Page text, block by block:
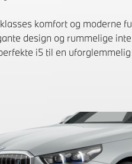
komfort og moderne
design og rummelige
i5 til en